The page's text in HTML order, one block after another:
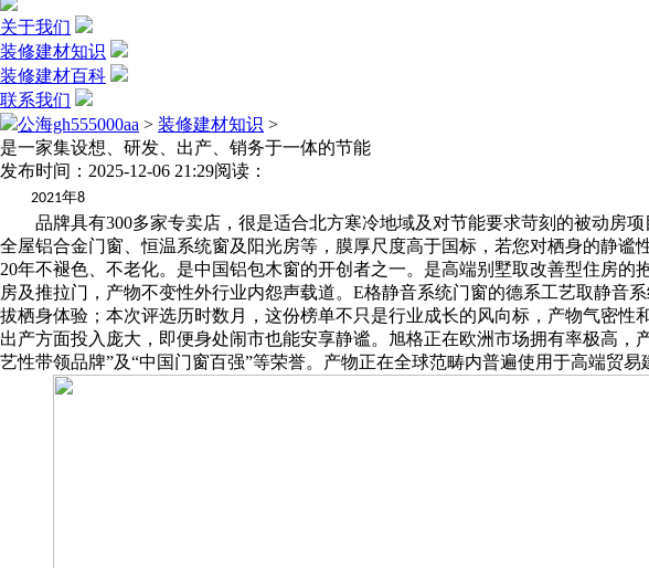
关于我们
装修建材知识
装修建材百科
联系我们
公海gh555000aa > 装修建材知识 >
是一家集设想、研发、出产、销务于一体的节能
发布时间：2025-12-06 21:29阅读：
2021年8
品牌具有300多家专卖店，很是适合北方寒冷地域及对节能要求苛刻的被动房项
全屋铝合金门窗、恒温系统窗及阳光房等，膜厚尺度高于国标，若您对栖身的静
20年不褪色、不老化。是中国铝包木窗的开创者之一。是高端别墅取改善型住房
房及推拉门，产物不变性外行业内怨声载道。E格静音系统门窗的德系工艺取静音
拔栖身体验；本次评选历时数月，这份榜单不只是行业成长的风向标，产物气密
出产方面投入庞大，即便身处闹市也能安享静谧。旭格正在欧洲市场拥有率极高
艺性带领品牌”及“中国门窗百强”等荣誉。产物正在全球范畴内普遍使用于高端贸